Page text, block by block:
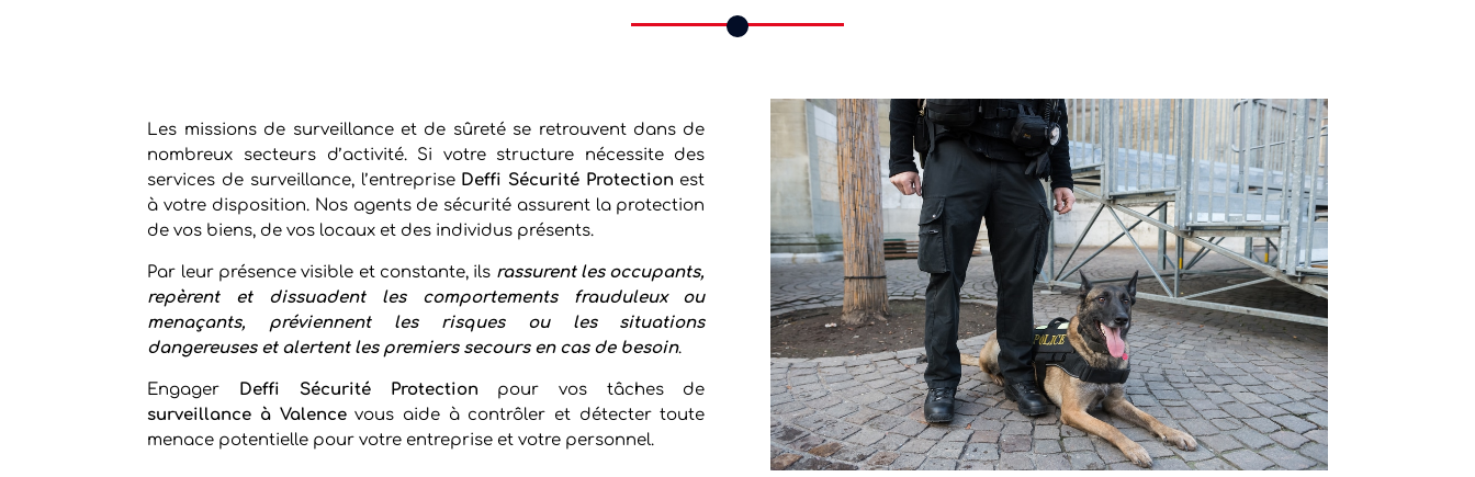
Les missions de surveillance et de sûreté se retrouvent dans de
nombreux secteurs d’activité. Si votre structure nécessite des
services de surveillance, l’entreprise Deffi Sécurité Protection est
à votre disposition. Nos agents de sécurité assurent la protection
de vos biens, de vos locaux et des individus présents.
Par leur présence visible et constante, ils rassurent les occupants,
repèrent et dissuadent les comportements frauduleux ou
menaçants, préviennent les risques ou les situations
dangereuses et alertent les premiers secours en cas de besoin.
Engager Deffi Sécurité Protection pour vos tâches de
surveillance à Valencevous aide à contrôler et détecter toute
menace potentielle pour votre entreprise et votre personnel.